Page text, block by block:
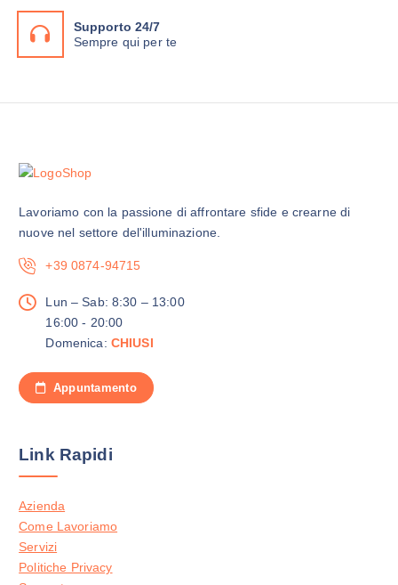
Supporto 24/7
Sempre qui per te
Lavoriamo con la passione di affrontare sfide e crearne di
nuove nel settore del'illuminazione.
+39 0874-94715
Lun – Sab: 8:30 – 13:00
16:00 - 20:00
Domenica: CHIUSI
Appuntamento
Link Rapidi
Azienda
Come Lavoriamo
Servizi
Politiche Privacy